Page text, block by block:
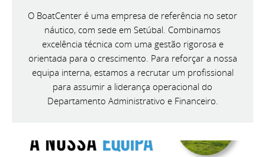
O BoatCenter é uma empresa de referência no setor
náutico, com sede em Setúbal. Combinamos
excelência técnica com uma gestão rigorosa e
orientada para o crescimento. Para reforçar a nossa
equipa interna, estamos a recrutar um profissional
para assumir a liderança operacional do
Departamento Administrativo e Financeiro.